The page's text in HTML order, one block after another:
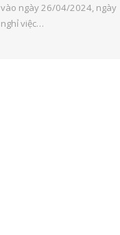
vào ngày 26/04/2024, ngày
nghỉ việc…